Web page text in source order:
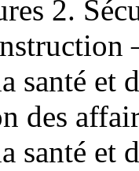
2.
santé et
des
santé et